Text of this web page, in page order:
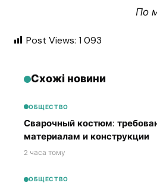
По
Post Views: 1 093
Схожі новини
ОБЩЕСТВО
Сварочный костюм:
материалам и конструкции
2 часа тому
ОБЩЕСТВО